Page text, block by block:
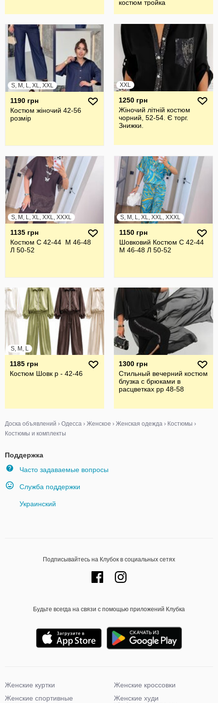
костюм тройка
S, M, L, XL, XXL
1190 грн
Костюм жіночий 42-56
розмір
XXL
1250 грн
Жіночий літній костюм
чорний, 52-54. Є торг.
Знижки.
S, M, L, XL, XXL, XXXL
1135 грн
Костюм С 42-44 М 46-48
Л 50-52
S, M, L, XL, XXL, XXXL
1150 грн
Шовковий Костюм С 42-44
М 46-48 Л 50-52
S, M, L
1185 грн
Костюм Шовк р - 42-46
1300 грн
Стильный вечерний костюм
блузка с брюками в
расцветках рр 48-58
Доска объявлений › Одесса › Женское › Женская одежда › Костюмы ›
Костюмы и комплекты
Поддержка
Часто задаваемые вопросы
Служба поддержки
Украинский
Подписывайтесь на Клубок в социальных сетях
Будьте всегда на связи с помощью приложений Клубка
Женские куртки
Женские спортивные
Женские кроссовки
Женские худи